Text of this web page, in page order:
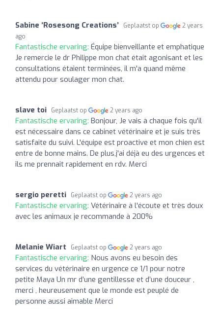
Sabine ‘Rosesong Creations’ Geplaatst op
2 years
ago
Fantastische ervaring: Équipe bienveillante et emphatique
Je remercie le dr Philippe mon chat était agonisant et les
consultations étaient terminées, il m'a quand même
attendu pour soulager mon chat.
slave toi Geplaatst op 2 years ago
Fantastische ervaring: Bonjour, Je vais à chaque fois qu'il
est nécessaire dans ce cabinet vétérinaire et je suis très
satisfaite du suivi. L'équipe est proactive et mon chien est
entre de bonne mains. De plus,j'ai déjà eu des urgences et
ils me prennait rapidement en rdv. Merci
sergio peretti Geplaatst op 2 years ago
Fantastische ervaring: Vétérinaire à l'écoute et très doux
avec les animaux je recommande à 200%
Melanie Wiart Geplaatst op 2 years ago
Fantastische ervaring: Nous avons eu besoin des
services du vétérinaire en urgence ce 1/1 pour notre
petite Maya Un mr d’une gentillesse et d’une douceur ,
merci , heureusement que le monde est peuplé de
personne aussi aimable Merci